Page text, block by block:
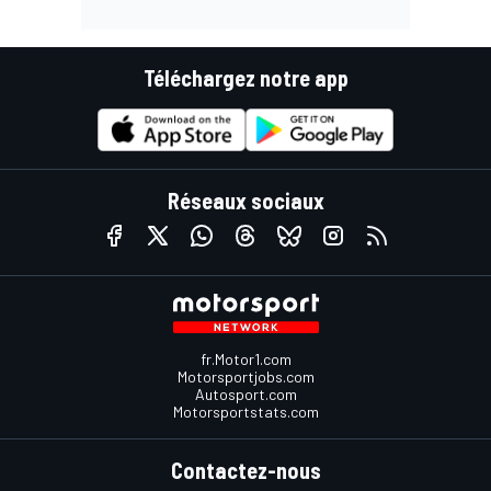
Téléchargez notre app
Réseaux sociaux
fr.Motor1.com
Motorsportjobs.com
Autosport.com
Motorsportstats.com
Contactez-nous